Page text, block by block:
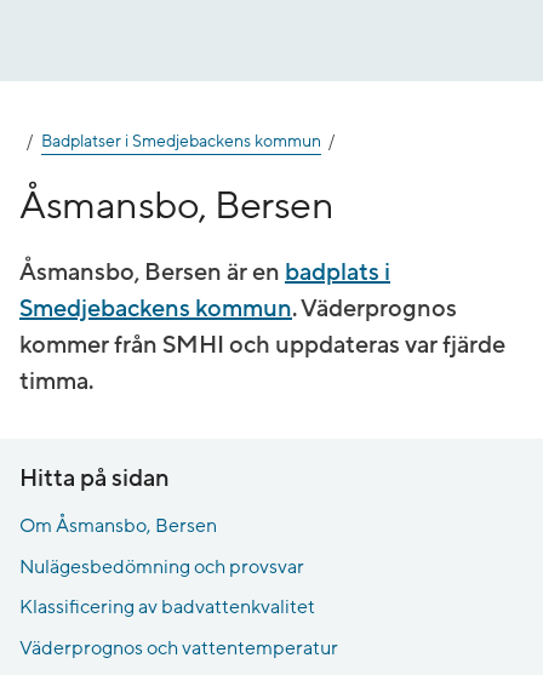
Badplatser i Smedjebackens kommun
Åsmansbo, Bersen
Åsmansbo, Bersen är en badplats i
Smedjebackens kommun. Väderprognos
kommer från SMHI och uppdateras var fjärde
timma.
Hitta på sidan
Om Åsmansbo, Bersen
Nulägesbedömning och provsvar
Klassificering av badvattenkvalitet
Väderprognos och vattentemperatur